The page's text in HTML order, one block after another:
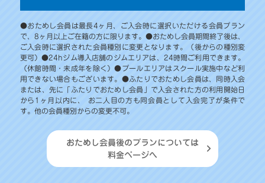
●おためし会員は最長4ヶ月、ご入会時に選択いただける会員プラン
で、8ヶ月以上ご在籍の方に限ります。●おためし会員期間終了後は、
ご入会時に選択された会員種別に変更となります。（後からの種別変
更可）●24hジム導入店舗のジムエリアは、24時間ご利用できます。
（休館時間・未成年を除く）●プールエリアはスクール実施中など利
用できない場合もございます。●ふたりでおためし会員は、同時入会
または、先に「ふたりでおためし会員」で入会された方の利用開始日
から1ヶ月以内に、 お二人目の方も同会員として入会完了が条件で
す。他の会員種別からの変更不可。
おためし会員後のプランについては
料金ページへ